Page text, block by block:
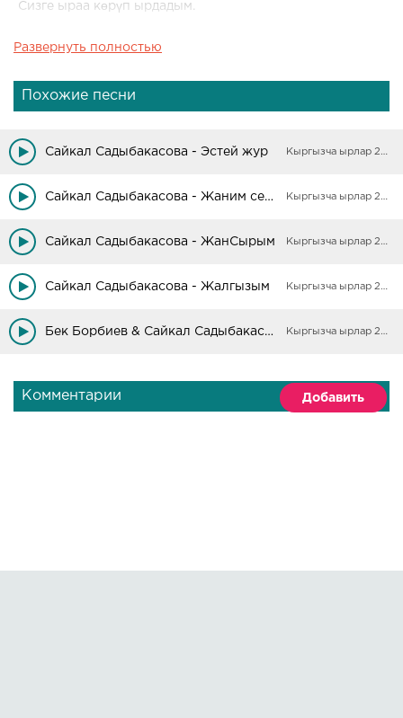
Сизге ыраа көрүп ырдадым.
Кайырма:
Түнүм эмес, күндүз күнүмдү.
Тагдырымдын буйругу экен,
Сиз таптыңыз жүрөк дарысын.
Сизге буйруп менин бактымды,
Сөздөрүмдүн кызыр дарысын.
Кайырма:
Ачуу белең, жашоо чындыгы?
Сабырымды сезим кыйдыбы?
Развернуть полностью
Похожие песни
Сайкал Садыбакасова - Эстей жур Кыргызча ырлар 2025
Сайкал Садыбакасова - Жаним сени деп Кыргызча ырлар 2025
Сайкал Садыбакасова - ЖанСырым Кыргызча ырлар 2025
Сайкал Садыбакасова - Жалгызым Кыргызча ырлар 2025
Бек Борбиев & Сайкал Садыбакасова - Секелек Кыргызча ырлар 2025
Комментарии Добавить